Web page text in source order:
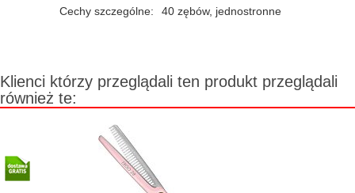
Cechy szczególne: 40 zębów, jednostronne
Klienci którzy przeglądali ten produkt przeglądali
również te: